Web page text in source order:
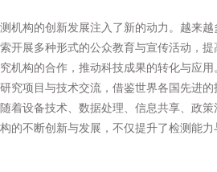
机构的创新发展注入了新的动力。越来
展多种形式的公众教育与宣传活动，
机构的合作，推动科技成果的转化与应
项目与技术交流，借鉴世界各国先进的
着设备技术、数据处理、信息共享、政
不断创新与发展，不仅提升了检测能